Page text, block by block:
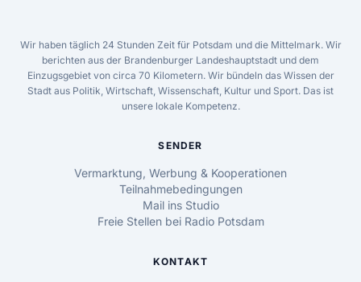
Wir haben täglich 24 Stunden Zeit für Potsdam und die Mittelmark. Wir
berichten aus der Brandenburger Landeshauptstadt und dem
Einzugsgebiet von circa 70 Kilometern. Wir bündeln das Wissen der
Stadt aus Politik, Wirtschaft, Wissenschaft, Kultur und Sport. Das ist
unsere lokale Kompetenz.
SENDER
Vermarktung, Werbung & Kooperationen
Teilnahmebedingungen
Mail ins Studio
Freie Stellen bei Radio Potsdam
KONTAKT